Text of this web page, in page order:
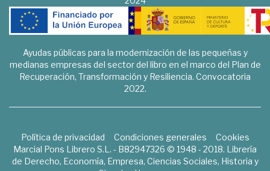
Ayudas públicas para la modernización de las pequeñas y
medianas empresas del sector del libro en el marco del Plan de
Recuperación, Transformación y Resiliencia. Convocatoria
2022.
Política de privacidad Condiciones generales
Cookies
Marcial Pons Librero S.L. - B82947326 © 1948 - 2018. Librería
de Derecho, Economía, Empresa, Ciencias Sociales, Historia y